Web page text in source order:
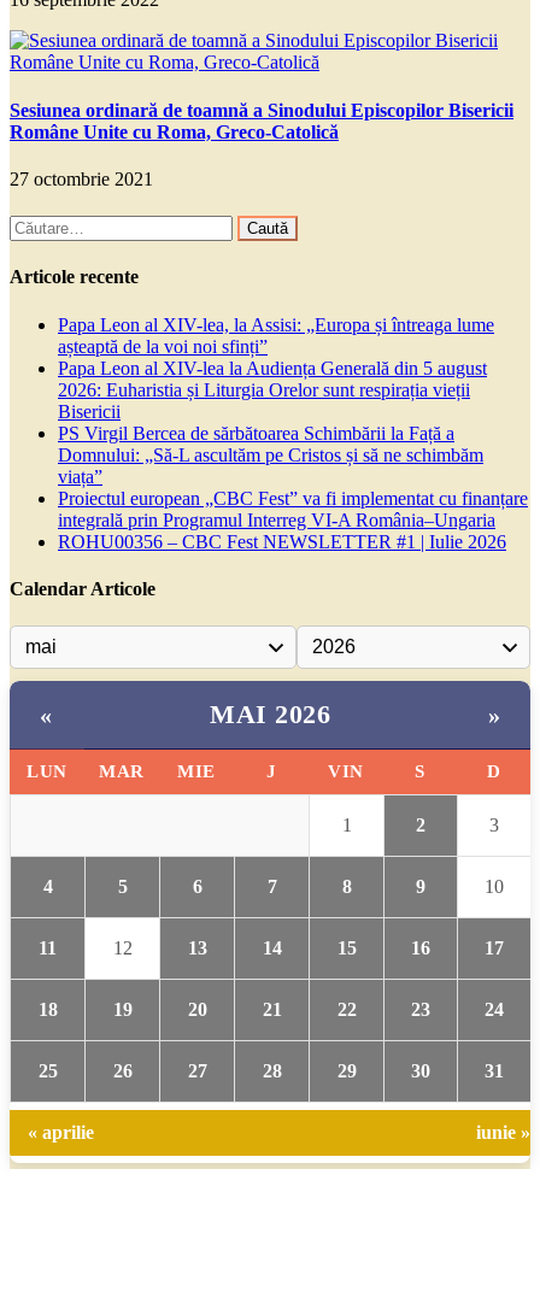
Sesiunea ordinară de toamnă a Sinodului Episcopilor Bisericii
Române Unite cu Roma, Greco-Catolică
27 octombrie 2021
Caută
după:
Articole recente
Papa Leon al XIV-lea, la Assisi: „Europa și întreaga lume
așteaptă de la voi noi sfinți”
Papa Leon al XIV-lea la Audiența Generală din 5 august
2026: Euharistia și Liturgia Orelor sunt respirația vieții
Bisericii
PS Virgil Bercea de sărbătoarea Schimbării la Față a
Domnului: „Să-L ascultăm pe Cristos și să ne schimbăm
viața”
Proiectul european „CBC Fest” va fi implementat cu finanțare
integrală prin Programul Interreg VI-A România–Ungaria
ROHU00356 – CBC Fest NEWSLETTER #1 | Iulie 2026
Calendar Articole
« MAI 2026 »
LUN MAR MIE J VIN S D
1 2 3
4 5 6 7 8 9 10
11 12 13 14 15 16 17
18 19 20 21 22 23 24
25 26 27 28 29 30 31
« aprilie iunie »